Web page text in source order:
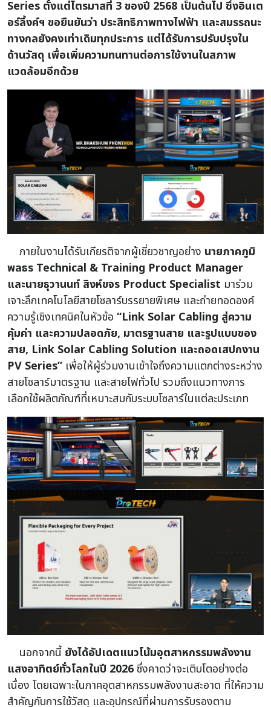
Series ตั้งแต่ไตรมาสที่ 3 ของปี 2568 เป็นต้นไป ซึ่งอินเต
อร์ลิ้งค์ฯ ขอยืนยันว่า ประสิทธิภาพทางไฟฟ้า และสมรรถนะ
ทางกลยังคงเท่าเดิมทุกประการ แต่ได้รับการปรับปรุงใน
ด้านวัสดุ เพื่อเพิ่มความทนทานต่อการใช้งานในสภาพ
แวดล้อมอีกด้วย
ภายในงานได้รับเกียรติจากผู้เชี่ยวชาญอย่าง นายภาคภูมิ
พลธร Technical & Training Product Manager
และนายธุวานนท์ สิงห์ขจร Product Specialist มาร่วม
เจาะลึกเทคโนโลยีสายโซลาร์บรรยายพิเศษ และถ่ายทอดองค์
ความรู้เชิงเทคนิคในหัวข้อ “Link Solar Cabling สู่ความ
คุ้มค่า และความปลอดภัย, มาตรฐานสาย และรูปแบบของ
สาย, Link Solar Cabling Solution และถอดเสปกงาน
PV Series” เพื่อให้ผู้ร่วมงานเข้าใจถึงความแตกต่างระหว่าง
สายโซลาร์มาตรฐาน และสายไฟทั่วไป รวมถึงแนวทางการ
เลือกใช้ผลิตภัณฑ์ที่เหมาะสมกับระบบโซลาร์ในแต่ละประเภท
นอกจากนี้ ยังได้อัปเดตแนวโน้มอุตสาหกรรมพลังงาน
แสงอาทิตย์ทั่วโลกในปี 2026ซึ่งคาดว่าจะเติบโตอย่างต่อ
เนื่อง โดยเฉพาะในภาคอุตสาหกรรมพลังงานสะอาด ที่ให้ความ
สำคัญกับการใช้วัสดุ และอุปกรณ์ที่ผ่านการรับรองตาม